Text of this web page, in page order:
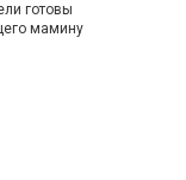
готовы
мамину